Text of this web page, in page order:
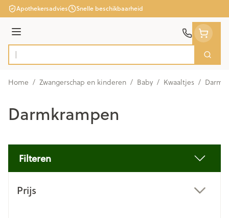
Ga naar de inhoud
Apothekersadvies Snelle beschikbaarheid
Menu
Product, merk, categorie...
Zoek
Home / Zwangerschap en kinderen / Baby / Kwaaltjes /
Darmkrampen
Filteren
Prijs